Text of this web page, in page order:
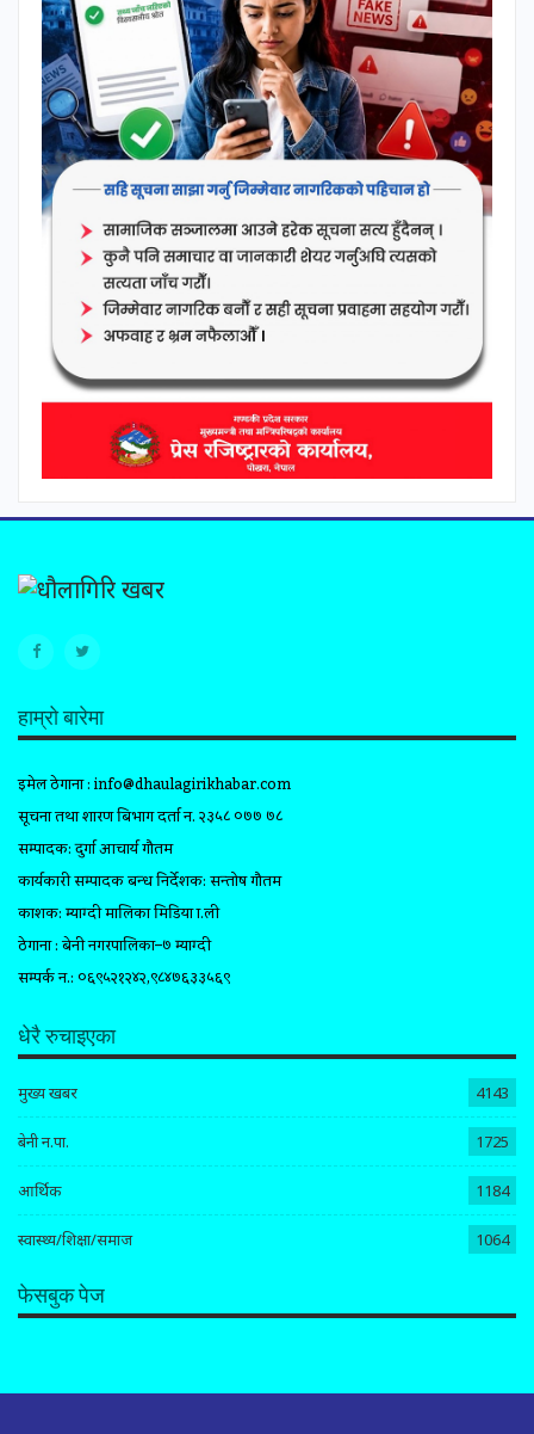
हाम्रो बारेमा
इमेल ठेगाना :info@dhaulagirikhabar.com
सूचना तथा प्रशारण बिभाग दर्ता न. २३५८ ०७७ ७८
सम्पादक: दुर्गा आचार्य गौतम
कार्यकारी सम्पादक प्रबन्ध निर्देशक: सन्तोष गौतम
प्रकाशक: म्याग्दी मालिका मिडिया प्रा.ली
ठेगाना : बेनी नगरपालिका–७ म्याग्दी
सम्पर्क न.: ०६९५२१२४२,९८४७६३३५६९
धेरै रुचाइएका
मुख्य खबर 4143
बेनी न.पा. 1725
आर्थिक 1184
स्वास्थ्य/शिक्षा/समाज 1064
फेसबुक पेज